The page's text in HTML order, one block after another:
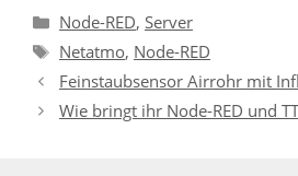
Kategorien
Node-RED, Server
Schlagwörter
Netatmo, Node-RED
Feinstaubsensor Airrohr mit
Wie bringt ihr Node-RED und